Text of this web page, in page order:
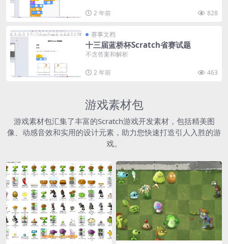
2 年前 828
赛事文档
十三届蓝桥杯Scratch省赛试题
不含答案和解析
2 年前 463
游戏素材包
游戏素材包汇集了丰富的Scratch游戏开发素材，包括精美图
像、动感音效和实用的设计元素，助力您快速打造引人入胜的游
戏。